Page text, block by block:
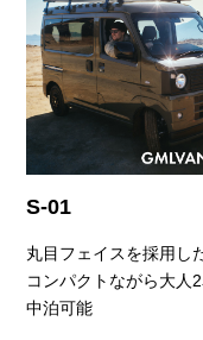
S-01
丸目フェイスを採用し
コンパクトながら大人
中泊可能